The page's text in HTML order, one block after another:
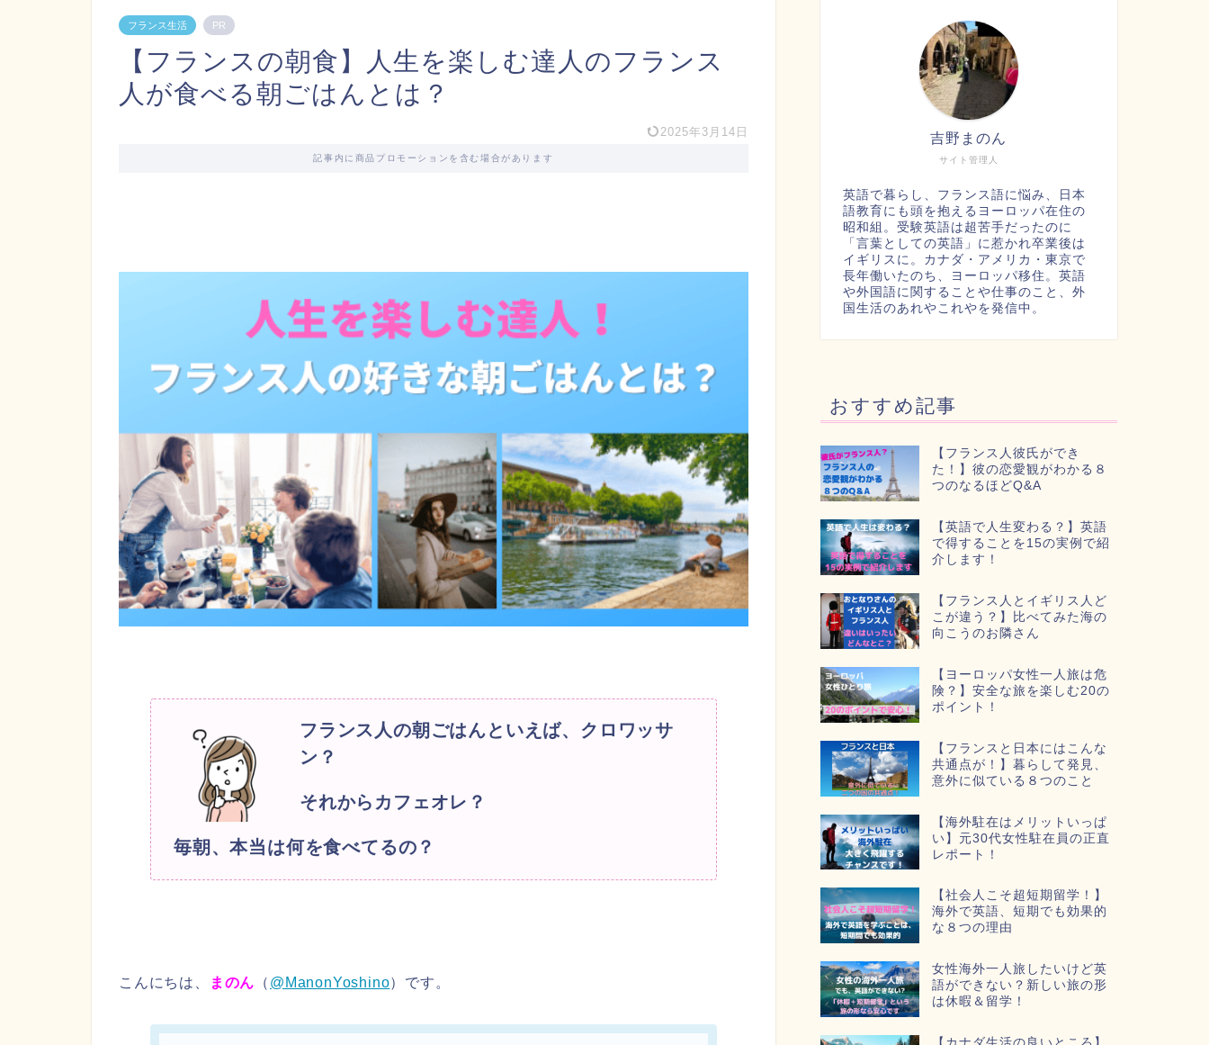
フランス生活 PR
【フランスの朝食】人生を楽しむ達人のフランス
人が食べる朝ごはんとは？
2025年3月14日
記事内に商品プロモーションを含む場合があります
フランス人の朝ごはんといえば、クロワッサ
ン？
それからカフェオレ？
毎朝、本当は何を食べてるの？
こんにちは、 まのん （ @ManonYoshino）です。
サイト管理人
吉野まのん
英語で暮らし、フランス語に悩み、日本
語教育にも頭を抱えるヨーロッパ在住の
昭和組。受験英語は超苦手だったのに
「言葉としての英語」に惹かれ卒業後は
イギリスに。カナダ・アメリカ・東京で
長年働いたのち、ヨーロッパ移住。英語
や外国語に関することや仕事のこと、外
国生活のあれやこれやを発信中。
おすすめ記事
【フランス人彼氏ができ
た！】彼の恋愛観がわかる８
つのなるほどQ&A
【英語で人生変わる？】英語
で得することを15の実例で紹
介します！
【フランス人とイギリス人ど
こが違う？】比べてみた海の
向こうのお隣さん
【ヨーロッパ女性一人旅は危
険？】安全な旅を楽しむ20の
ポイント！
【フランスと日本にはこんな
共通点が！】暮らして発見、
意外に似ている８つのこと
【海外駐在はメリットいっぱ
い】元30代女性駐在員の正直
レポート！
【社会人こそ超短期留学！】
海外で英語、短期でも効果的
な８つの理由
女性海外一人旅したいけど英
語ができない？新しい旅の形
は休暇＆留学！